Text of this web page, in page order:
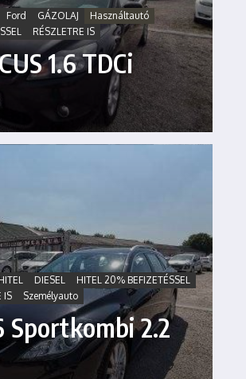
Ford GÁZOLAJ
Használtautó
RÉSZLETRE IS
1.6 TDCi
DIESEL
HITEL 20% BEFIZETÉSSEL
IS Személyauto
Sportkombi 2.2